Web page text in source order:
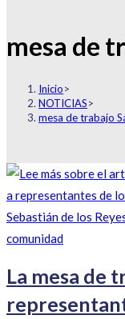
mesa de
Inicio>
NOTICIAS>
mesa de trabajo
La mesa de